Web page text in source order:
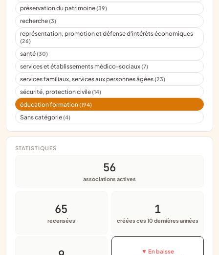
préservation du patrimoine(39)
recherche(3)
représentation, promotion et défense d'intérêts économiques
(26)
santé(30)
services et établissements médico-sociaux(7)
services familiaux, services aux personnes âgées(23)
sécurité, protection civile(14)
éducation formation(194)
Sans catégorie(4)
STATISTIQUES
56
associations actives
65
recensées
1
créées ces 10 dernières années
▼ En baisse